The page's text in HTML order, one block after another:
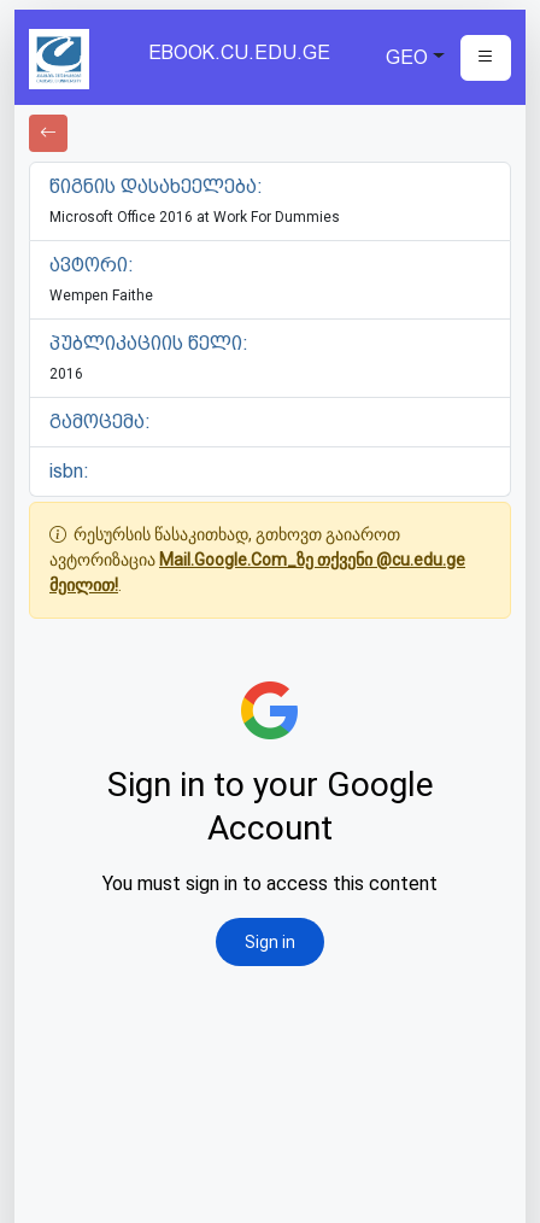
EBOOK.CU.EDU.GE GEO
წიგნის დასახეელება:
Microsoft Office 2016 at Work For Dummies
ავტორი:
Wempen Faithe
პუბლიკაციის წელი:
2016
გამოცემა:
isbn:
რესურსის წასაკითხად, გთხოვთ გაიაროთ
ავტორიზაცია Mail.Google.Com_ზე თქვენი @cu.edu.ge
მეილით!